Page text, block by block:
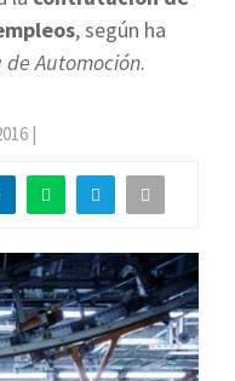
, según ha
de Automoción.
|